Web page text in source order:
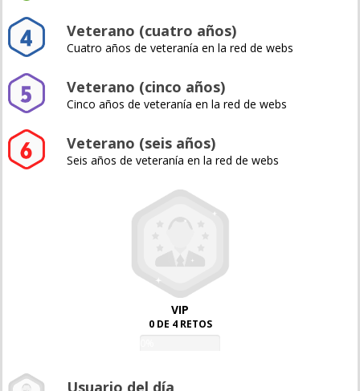
Veterano (cuatro años)
Cuatro años de veteranía en la red de webs
Veterano (cinco años)
Cinco años de veteranía en la red de webs
Veterano (seis años)
Seis años de veteranía en la red de webs
VIP
0 DE 4 RETOS
Usuario del día